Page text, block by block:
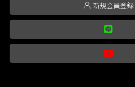
新規会員登録